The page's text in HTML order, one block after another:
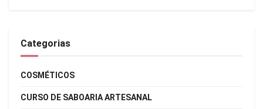
Categorias
COSMÉTICOS
CURSO DE SABOARIA ARTESANAL